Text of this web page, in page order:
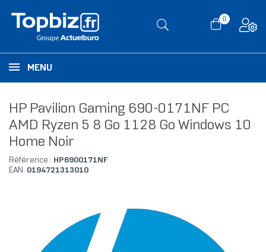
0
MENU
HP Pavilion Gaming 690-0171NF PC
AMD Ryzen 5 8 Go 1128 Go Windows 10
Home Noir
Référence : HP6900171NF
EAN: 0194721313010